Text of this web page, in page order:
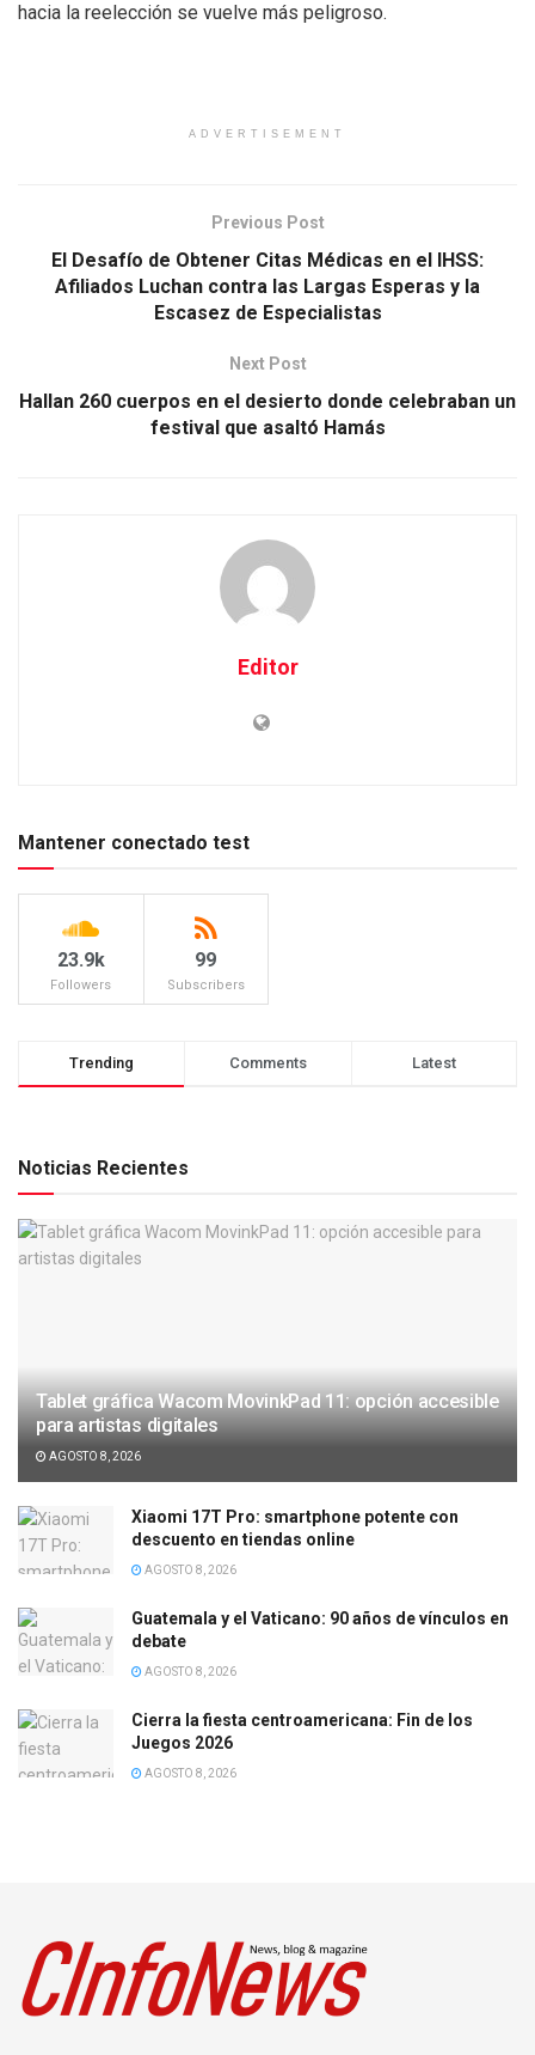
hacia la reelección se vuelve más peligroso.
ADVERTISEMENT
Previous Post
El Desafío de Obtener Citas Médicas en el IHSS:
Afiliados Luchan contra las Largas Esperas y la
Escasez de Especialistas
Next Post
Hallan 260 cuerpos en el desierto donde celebraban un
festival que asaltó Hamás
Editor
Mantener conectado test
23.9k
Followers
99
Subscribers
Trending Comments Latest
Noticias Recientes
Tablet gráfica Wacom MovinkPad 11: opción accesible
para artistas digitales
AGOSTO 8, 2026
Xiaomi 17T Pro: smartphone potente con
descuento en tiendas online
AGOSTO 8, 2026
Guatemala y el Vaticano: 90 años de vínculos en
debate
AGOSTO 8, 2026
Cierra la fiesta centroamericana: Fin de los
Juegos 2026
AGOSTO 8, 2026